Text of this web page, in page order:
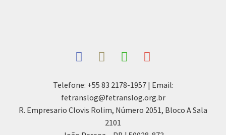
Telefone: +55 83 2178-1957 | Email:
fetranslog@fetranslog.org.br
R. Empresario Clovis Rolim, Número 2051, Bloco A Sala
2101